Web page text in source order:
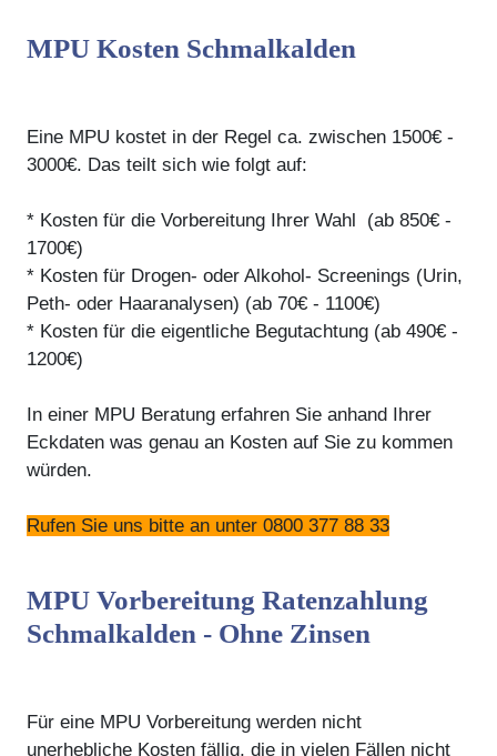
MPU Kosten Schmalkalden
Eine MPU kostet in der Regel ca. zwischen 1500€ -
3000€. Das teilt sich wie folgt auf:
* Kosten für die Vorbereitung Ihrer Wahl (ab 850€ -
1700€)
* Kosten für Drogen- oder Alkohol- Screenings (Urin,
Peth- oder Haaranalysen) (ab 70€ - 1100€)
* Kosten für die eigentliche Begutachtung (ab 490€ -
1200€)
In einer MPU Beratung erfahren Sie anhand Ihrer
Eckdaten was genau an Kosten auf Sie zu kommen
würden.
Rufen Sie uns bitte an unter 0800 377 88 33
MPU Vorbereitung Ratenzahlung
Schmalkalden - Ohne Zinsen
Für eine MPU Vorbereitung werden nicht
unerhebliche Kosten fällig, die in vielen Fällen nicht